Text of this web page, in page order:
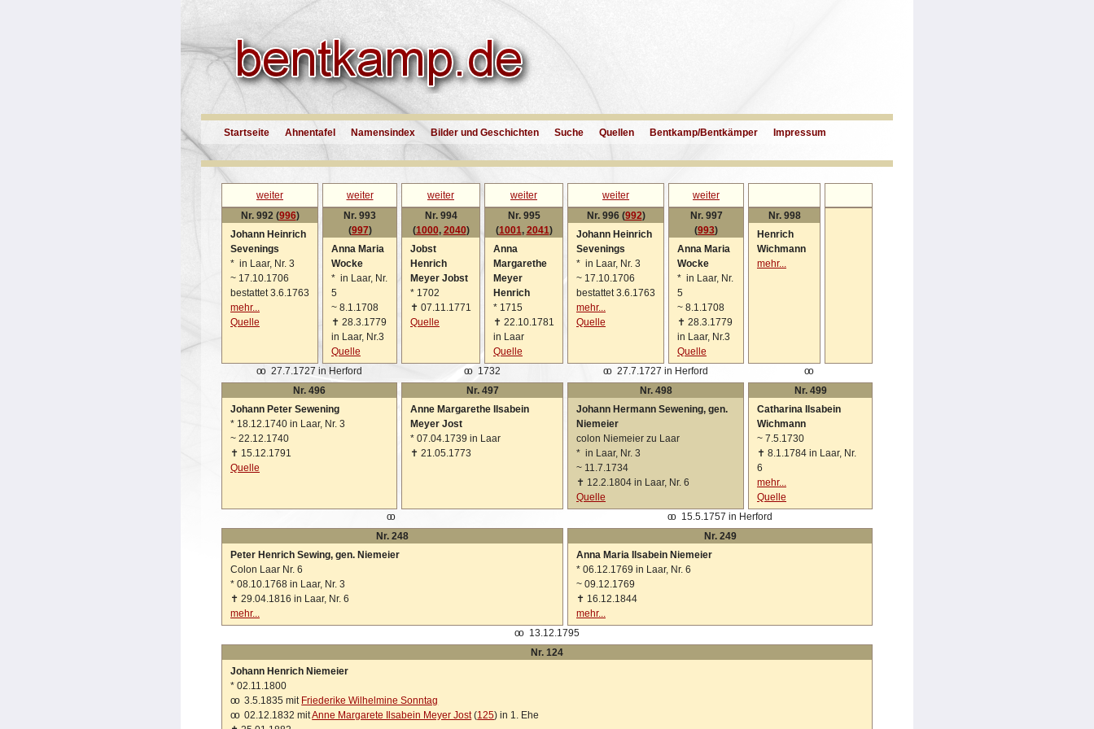
Startseite Ahnentafel Namensindex Bilder und Geschichten Suche Quellen Bentkamp/Bentkämper Impressum
weiter weiter weiter weiter weiter
weiter
Nr. 992 (996)
Johann Heinrich
Sevenings
* in Laar, Nr. 3
~ 17.10.1706
bestattet 3.6.1763
mehr...
Quelle
Nr. 993
(997)
Anna Maria
Wocke
* in Laar, Nr.
5
~ 8.1.1708
✝ 28.3.1779
in Laar, Nr.3
Quelle
Nr. 994
(1000, 2040)
Jobst
Henrich
Meyer Jobst
* 1702
✝ 07.11.1771
Quelle
Nr. 995
(1001, 2041)
Anna
Margarethe
Meyer
Henrich
* 1715
✝ 22.10.1781
in Laar
Quelle
Nr. 996 (992)
Johann Heinrich
Sevenings
* in Laar, Nr. 3
~ 17.10.1706
bestattet 3.6.1763
mehr...
Quelle
Nr. 997
(993)
Anna Maria
Wocke
* in Laar, Nr.
5
~ 8.1.1708
✝ 28.3.1779
in Laar, Nr.3
Quelle
Nr. 998
Henrich
Wichmann
mehr...
oo 27.7.1727 in Herford oo 1732 oo 27.7.1727 in Herford
oo
Nr. 496
Johann Peter Sewening
* 18.12.1740 in Laar, Nr. 3
~ 22.12.1740
✝ 15.12.1791
Quelle
Nr. 497
Anne Margarethe Ilsabein
Meyer Jost
* 07.04.1739 in Laar
✝ 21.05.1773
Nr. 498
Johann Hermann Sewening, gen.
Niemeier
colon Niemeier zu Laar
* in Laar, Nr. 3
~ 11.7.1734
✝ 12.2.1804 in Laar, Nr. 6
Quelle
Nr. 499
Catharina Ilsabein
Wichmann
~ 7.5.1730
✝ 8.1.1784 in Laar, Nr.
6
mehr...
Quelle
oo
oo
15.5.1757 in Herford
Nr. 248
Peter Henrich Sewing, gen. Niemeier
Colon Laar Nr. 6
* 08.10.1768 in Laar, Nr. 3
✝ 29.04.1816 in Laar, Nr. 6
mehr...
Nr. 249
Anna Maria Ilsabein Niemeier
* 06.12.1769 in Laar, Nr. 6
~ 09.12.1769
✝ 16.12.1844
mehr...
oo
13.12.1795
Nr. 124
Johann Henrich Niemeier
* 02.11.1800
oo 3.5.1835 mit Friederike Wilhelmine Sonntag
oo 02.12.1832 mitAnne Margarete Ilsabein Meyer Jost(125) in 1. Ehe